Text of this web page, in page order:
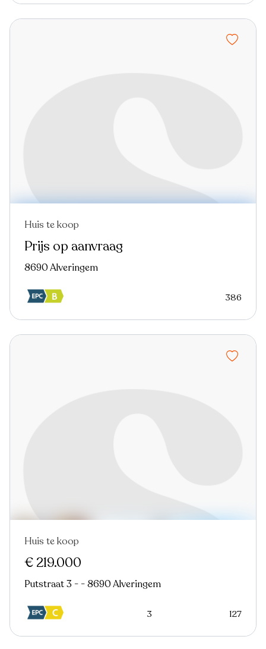
Huis te koop
Prijs op aanvraag
8690 Alveringem
386
Huis te koop
€ 219.000
Putstraat 3 - - 8690 Alveringem
3 127